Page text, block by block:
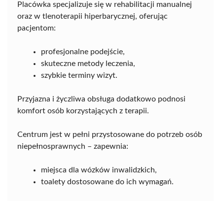
Placówka specjalizuje się w rehabilitacji manualnej
oraz w tlenoterapii hiperbarycznej, oferując
pacjentom:
profesjonalne podejście,
skuteczne metody leczenia,
szybkie terminy wizyt.
Przyjazna i życzliwa obsługa dodatkowo podnosi
komfort osób korzystających z terapii.
Centrum jest w pełni przystosowane do potrzeb osób
niepełnosprawnych – zapewnia:
miejsca dla wózków inwalidzkich,
toalety dostosowane do ich wymagań.